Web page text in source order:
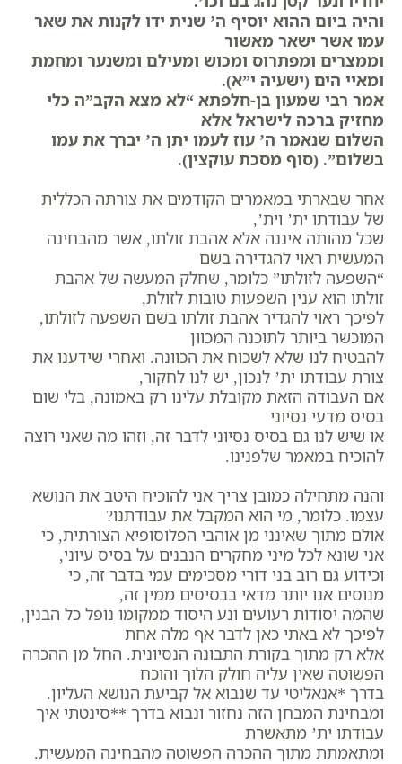
והיה ביום ההוא יוסיף ה’ שנית ידו לקנות את שאר
עמו אשר ישאר מאשור
וממצרים ומפתרוס ומכוש ומעילם ומשנער ומחמת
ומאיי הים (ישעיה י”א).
אמר רבי שמעון בן-חלפתא “לא מצא הקב”ה כלי
מחזיק ברכה לישראל אלא
השלום שנאמר ה’ עוז לעמו יתן ה’ יברך את עמו
בשלום”. (סוף מסכת עוקצין).
אחר שבארתי במאמרים הקודמים את צורתה הכללית
של עבודתו ית’ וית’,
שכל מהותה איננה אלא אהבת זולתו, אשר מהבחינה
המעשית ראוי להגדירה בשם
“השפעה לזולתו” כלומר, שחלק המעשה של אהבת
זולתו הוא ענין השפעות טובות לזולת,
לפיכך ראוי להגדיר אהבת זולתו בשם השפעה לזולתו,
המוכשר ביותר לתוכנה המכוון
להבטיח לנו שלא לשכוח את הכוונה. ואחרי שידענו את
צורת עבודתו ית’ לנכון, יש לנו לחקור,
אם העבודה הזאת מקובלת עלינו רק באמונה, בלי שום
בסיס מדעי נסיוני
או שיש לנו גם בסיס נסיוני לדבר זה, וזהו מה שאני רוצה
להוכיח במאמר שלפנינו.
והנה מתחילה כמובן צריך אני להוכיח היטב את הנושא
עצמו. כלומר, מי הוא המקבל את עבודתנו?
אולם מתוך שאינני מן אוהבי הפלוסופיא הצורתית, כי
אני שונא לכל מיני מחקרים הנבנים על בסיס עיוני,
וכידוע גם רוב בני דורי מסכימים עמי בדבר זה, כי
מנוסים אנו יותר מדאי בבסיסים ממין זה,
שהמה יסודות רעועים ונע היסוד ממקומו נופל כל הבנין,
לפיכך לא באתי כאן לדבר אף מלה אחת
אלא רק מתוך בקורת התבונה הנסיונית. החל מן ההכרה
הפשוטה שאין עליה חולק הלוך והוכח
בדרך *אנאליטי עד שנבוא אל קביעת הנושא העליון.
ומבחינת המבחן הזה נחזור ונבוא בדרך **סינטתי איך
עבודתו ית’ מתאשרת
ומתאמתת מתוך ההכרה הפשוטה מהבחינה המעשית.